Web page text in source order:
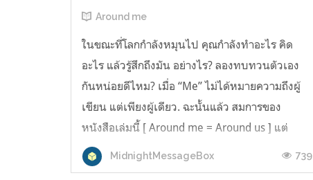
Around me
ในขณะที่โลกกำลังหมุนไป คุณกำลังทำอะไร คิด
อะไร แล้วรู้สึกถึงมัน อย่างไร? ลองทบทวนตัวเอง
กันหน่อยดีไหม? เมื่อ “Me” ไม่ได้หมายความถึงผู้
เขียน แต่เพียงผู้เดียว. ฉะนั้นแล้ว สมการของ
หนังสือเล่มนี้ [ Around me = Around us ] แต่
ผลลัพธ์จะเท่ากับอะไร มีเพียงคุณเท่านั้น . . . จะรับรู้
สวัสดี 2024 นี่คือเสียงจาก...
MidnightMessageBox 739